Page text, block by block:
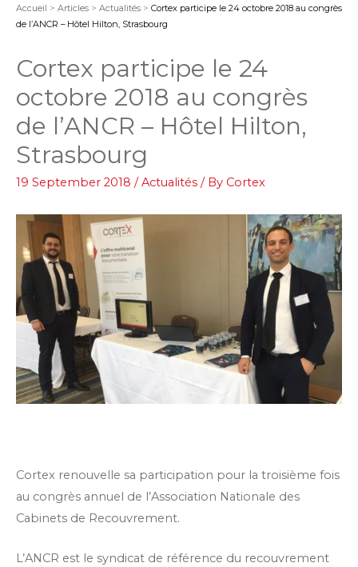
Accueil > Articles > Actualités > Cortex participe le 24 octobre 2018 au congrès
de l’ANCR – Hôtel Hilton, Strasbourg
Cortex participe le 24
octobre 2018 au congrès
de l’ANCR – Hôtel Hilton,
Strasbourg
19 September 2018 /Actualités / By Cortex
Cortex renouvelle sa participation pour la troisième fois
au congrès annuel de l’Association Nationale des
Cabinets de Recouvrement.
L’ANCR est le syndicat de référence du recouvrement